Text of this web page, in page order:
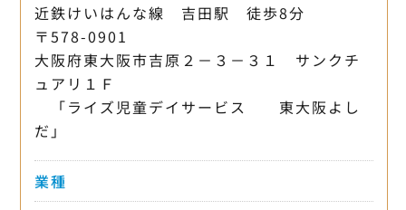
近鉄けいはんな線 吉田駅 徒歩8分
〒578-0901
大阪府東大阪市吉原２－３－３１ サンクチ
ュアリ１Ｆ
「ライズ児童デイサービス 東大阪よし
だ」
業種